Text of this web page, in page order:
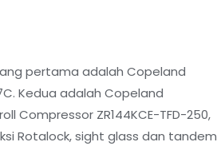
pertama adalah Copeland
Kedua adalah Copeland
Compressor ZR144KCE-TFD-250,
Rotalock, sight glass dan tandem